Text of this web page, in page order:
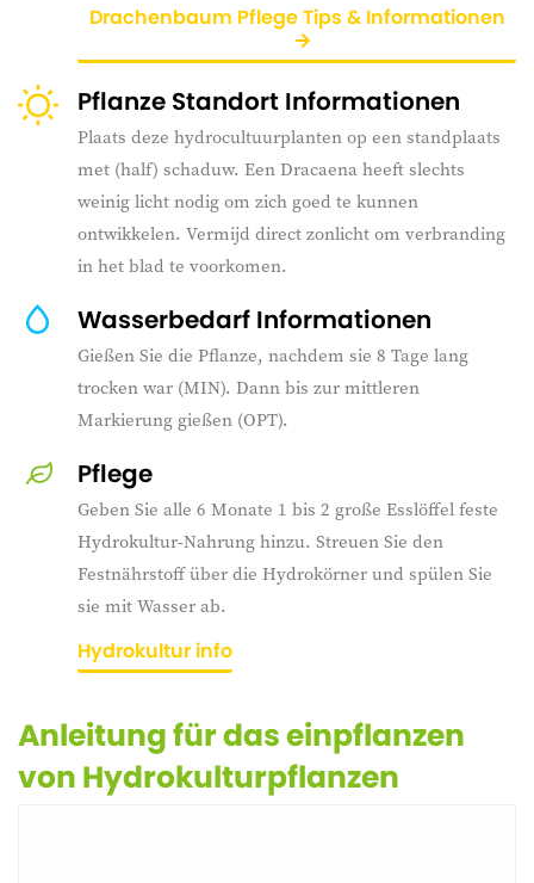
Drachenbaum Pflege Tips & Informationen
Pflanze Standort Informationen
Plaats deze hydrocultuurplanten op een standplaats
met (half) schaduw. Een Dracaena heeft slechts
weinig licht nodig om zich goed te kunnen
ontwikkelen. Vermijd direct zonlicht om verbranding
in het blad te voorkomen.
Wasserbedarf Informationen
Gießen Sie die Pflanze, nachdem sie 8 Tage lang
trocken war (MIN). Dann bis zur mittleren
Markierung gießen (OPT).
Pflege
Geben Sie alle 6 Monate 1 bis 2 große Esslöffel feste
Hydrokultur-Nahrung hinzu. Streuen Sie den
Festnährstoff über die Hydrokörner und spülen Sie
sie mit Wasser ab.
Hydrokultur info
Anleitung für das einpflanzen
von Hydrokulturpflanzen